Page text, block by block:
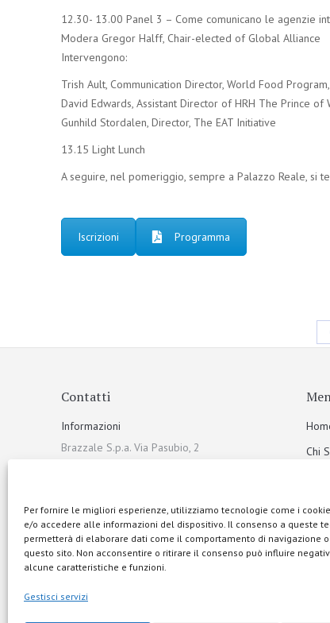
Per fornire le migliori esperienze, utilizziamo tecnologie come i
e/o accedere alle informazioni del dispositivo. Il consenso a queste
permetterà di elaborare dati come il comportamento di navigazione o
questo sito. Non acconsentire o ritirare il consenso può influire
alcune caratteristiche e funzioni.
Gestisci servizi
12.30- 13.00 Panel 3 – Come comunicano le agenzie
Modera Gregor Halff, Chair-elected of Global Alliance
Intervengono:
Trish Ault, Communication Director, World Food
David Edwards, Assistant Director of HRH The Prince of
Gunhild Stordalen, Director, The EAT Initiative
13.15 Light Lunch
A seguire, nel pomeriggio, sempre a Palazzo Reale, si
Iscrizioni Programma
Contatti
Informazioni
Brazzale S.p.a. Via Pasubio, 2
+39 0445 313900
Mail
info@brazzale.com
Chi